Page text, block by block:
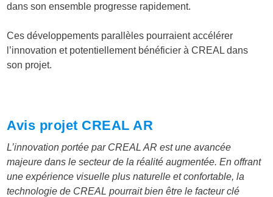
dans son ensemble progresse rapidement.
Ces développements parallèles pourraient accélérer
l’innovation et potentiellement bénéficier à CREAL dans
son projet.
Avis projet CREAL AR
L’innovation portée par CREAL AR est une avancée
majeure dans le secteur de la réalité augmentée. En offrant
une expérience visuelle plus naturelle et confortable, la
technologie de CREAL pourrait bien être le facteur clé